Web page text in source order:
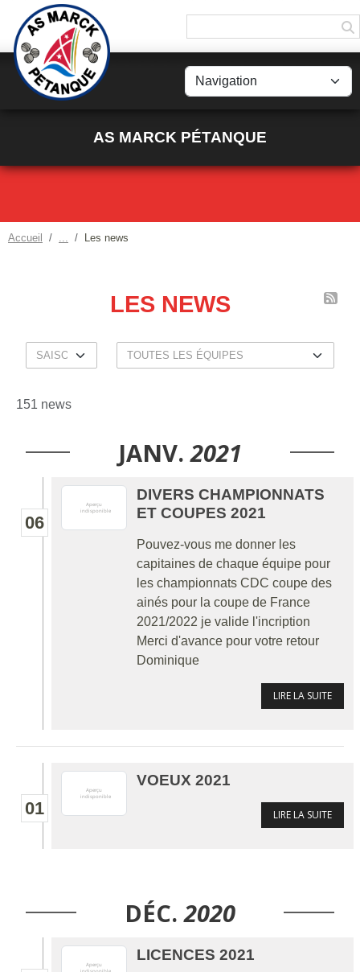
AS MARCK PÉTANQUE
Accueil Les news
LES NEWS
151 news
JANV. 2021
06
DIVERS CHAMPIONNATS
ET COUPES 2021
Pouvez-vous me donner les
capitaines de chaque équipe pour
les championnats CDC coupe des
ainés pour la coupe de France
2021/2022 je valide l'incription
Merci d'avance pour votre retour
Dominique
LIRE LA SUITE
01
VOEUX 2021
LIRE LA SUITE
DÉC. 2020
LICENCES 2021
Panneau de gestion des cookies